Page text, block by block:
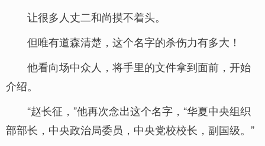
让很多人丈二和尚摸不着头。
但唯有道森清楚，这个名字的杀伤力有多大！
他看向场中众人，将手里的文件拿到面前，开始
介绍。
“赵长征，”他再次念出这个名字，“华夏中央组织
部部长，中央政治局委员，中央党校校长，副国级。”